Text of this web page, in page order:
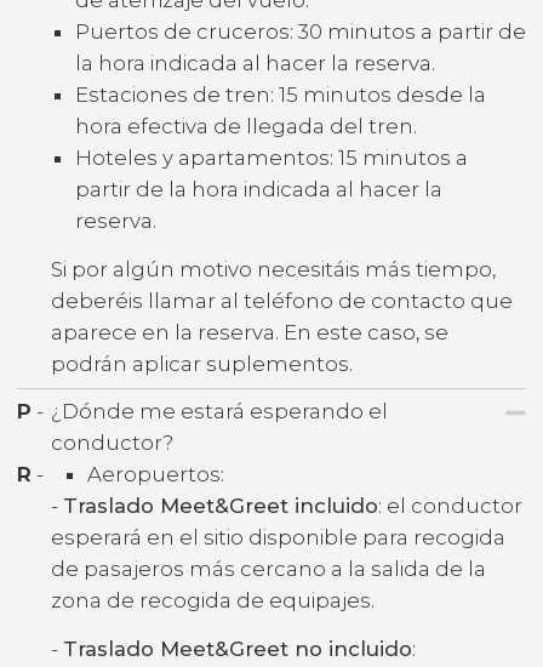
Puertos de cruceros: 30 minutos a partir de
la hora indicada al hacer la reserva.
Estaciones de tren: 15 minutos desde la
hora efectiva de llegada del tren.
Hoteles y apartamentos: 15 minutos a
partir de la hora indicada al hacer la
reserva.
Si por algún motivo necesitáis más tiempo,
deberéis llamar al teléfono de contacto que
aparece en la reserva. En este caso, se
podrán aplicar suplementos.
P - ¿Dónde me estará esperando el
conductor?
R -
Aeropuertos:
- Traslado Meet&Greet incluido: el conductor
esperará en el sitio disponible para recogida
de pasajeros más cercano a la salida de la
zona de recogida de equipajes.
- Traslado Meet&Greet no incluido: